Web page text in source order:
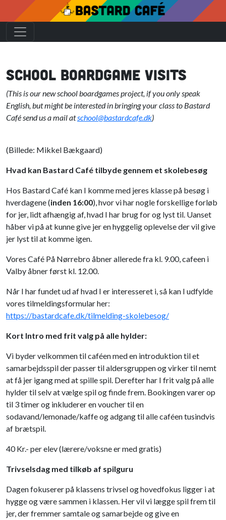
School boardgame visits
(This is our new school boardgames project, if you only speak
English, but might be interested in bringing your class to Bastard
Café send us a mail atschool@bastardcafe.dk)
(Billede: Mikkel Bækgaard)
Hvad kan Bastard Café tilbyde gennem et skolebesøg
Hos Bastard Café kan I komme med jeres klasse på besøg i
hverdagene (inden 16:00), hvor vi har nogle forskellige forløb
for jer, lidt afhængig af, hvad I har brug for og lyst til. Uanset
håber vi på at kunne give jer en hyggelig oplevelse der vil give
jer lyst til at komme igen.
Vores Café På Nørrebro åbner allerede fra kl. 9.00, cafeen i
Valby åbner først kl. 12.00.
Når I har fundet ud af hvad I er interesseret i, så kan I udfylde
vores tilmeldingsformular her:
https://bastardcafe.dk/tilmelding-skolebesog/
Kort Intro med frit valg på alle hylder:
Vi byder velkommen til caféen med en introduktion til et
samarbejdsspil der passer til aldersgruppen og virker til nemt
at få jer igang med at spille spil. Derefter har I frit valg på alle
hylder til selv at vælge spil og finde frem. Bookingen varer op
til 3 timer og inkluderer en voucher til en
sodavand/lemonade/kaffe og adgang til alle caféen tusindvis
af brætspil.
40 Kr.- per elev (lærere/voksne er med gratis)
Trivselsdag med tilkøb af spilguru
Dagen fokuserer på klassens trivsel og hovedfokus ligger i at
hygge og være sammen i klassen. Her vil vi lægge spil frem til
jer, der fremmer samtale og samarbejde og give en